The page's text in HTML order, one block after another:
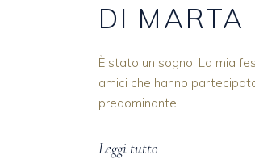
DI MARTA
È stato un sogno! La mia
amici che hanno
predominante.
Leggi tutto